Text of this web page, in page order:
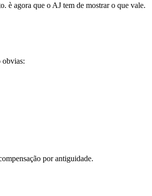
è agora que o AJ tem de mostrar o que vale.
obvias:
por antiguidade.